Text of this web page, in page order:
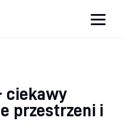
ciekawy
przestrzeni i